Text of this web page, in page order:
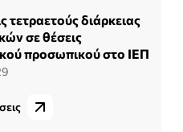
τετραετούς διάρκειας
σε θέσεις
προσωπικού στο ΙΕΠ